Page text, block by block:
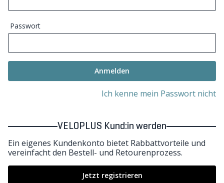
Passwort
Anmelden
Ich kenne mein Passwort nicht
VELOPLUS Kund:in werden
Ein eigenes Kundenkonto bietet Rabbattvorteile und
vereinfacht den Bestell- und Retourenprozess.
Jetzt registrieren